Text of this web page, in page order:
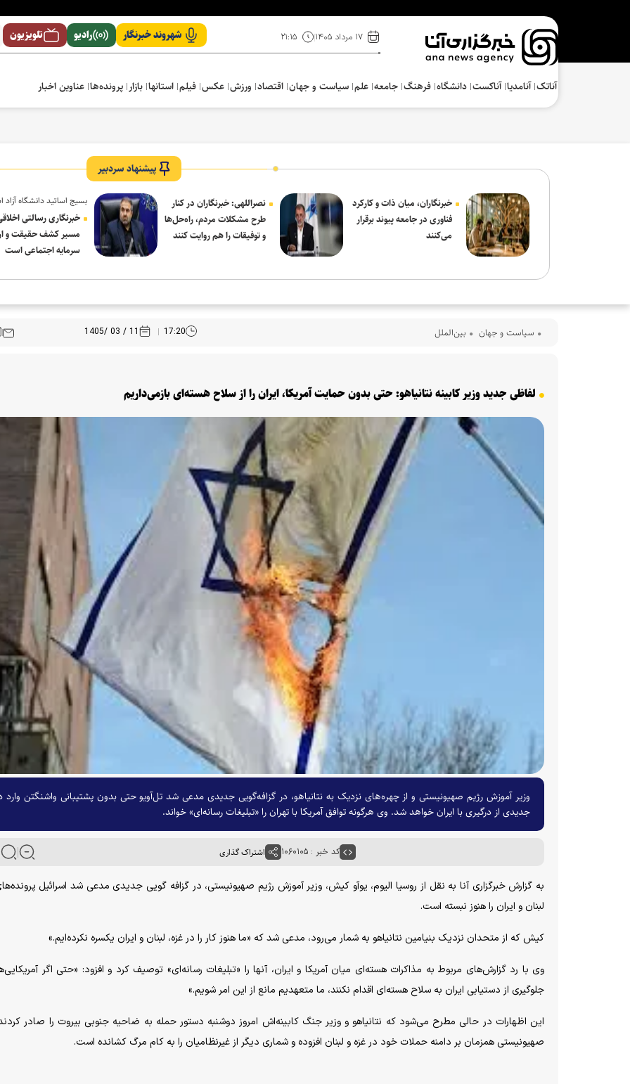
۱۷ مرداد ۱۴۰۵ ۲۱:۱۵ شهروند خبرنگار رادیو تلویزیون
آناتک آنامدیا آناکست دانشگاه فرهنگ‌ جامعه علم سیاست و جهان اقتصاد ورزش عکس فیلم استانها بازار پرونده‌ها عناوین اخبار
پیشنهاد سردبیر
خبرنگاران، میان ذات و کارکرد
فناوری در جامعه پیوند برقرار
می‌کنند
نصراللهی: خبرنگاران در کنار
طرح مشکلات مردم، راه‌حل‌ها
و توفیقات را هم روایت کنند
بسیج اساتید دانشگاه آزاد
در پیام روز خبرنگار:
خبرنگاری رسالتی
مسیر کشف حقیقت و
سرمایه اجتماعی است
سیاست و جهان بین‌الملل 17:20
11 / 03 /1405
لفاظی جدید وزیر کابینه نتانیاهو: حتی بدون حمایت آمریکا، ایران را از سلاح هسته‌ای بازمی‌داریم
وزیر آموزش رژیم صهیونیستی و از چهره‌های نزدیک به نتانیاهو، در گزافه‌گویی جدیدی مدعی شد تل‌آویو حتی بدون پشتیبانی واشنگتن وارد
جدیدی از درگیری با ایران خواهد شد. وی هرگونه توافق آمریکا با تهران را «تبلیغات رسانه‌ای» خواند.
کد خبر : ۱۰۶۰۱۰۵ اشتراک گذاری
به گزارش خبرگزاری آنا به نقل از روسیا الیوم، یوآو کیش، وزیر آموزش رژیم صهیونیستی، در گزافه گویی جدیدی مدعی شد اسرائیل
لبنان و ایران را هنوز نبسته است.
کیش که از متحدان نزدیک بنیامین نتانیاهو به شمار می‌رود، مدعی شد که «ما هنوز کار را در غزه، لبنان و ایران یکسره نکرده‌ایم.»
وی با رد گزارش‌های مربوط به مذاکرات هسته‌ای میان آمریکا و ایران، آنها را «تبلیغات رسانه‌ای» توصیف کرد و افزود: «حتی اگر
جلوگیری از دستیابی ایران به سلاح هسته‌ای اقدام نکنند، ما متعهدیم مانع از این امر شویم.»
این اظهارات در حالی مطرح می‌شود که نتانیاهو و وزیر جنگ کابینه‌اش امروز دوشنبه دستور حمله به ضاحیه جنوبی بیروت را صادر
صهیونیستی همزمان بر دامنه حملات خود در غزه و لبنان افزوده و شماری دیگر از غیرنظامیان را به کام مرگ کشانده است.